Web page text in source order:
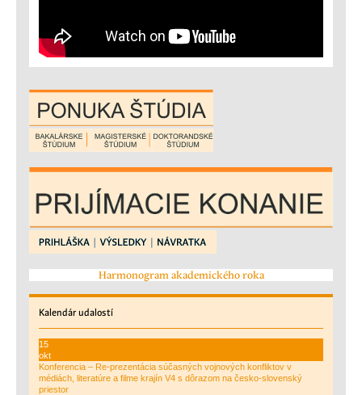
Harmonogram akademického roka
Kalendárudalostí
15
okt
Konferencia – Re-prezentácia súčasných vojnových konfliktov v
médiách, literatúre a filme krajín V4 s dôrazom na česko-slovenský
priestor